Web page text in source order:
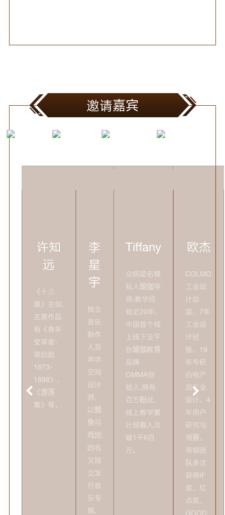
邀请嘉宾
许知
远
《十三
邀》主创,
主要作品
有《青年
变革者：
梁启超
1873-
1898》、
《游荡
集》等。
李
星
宇
独立
音乐
制作
人及
声学
空间
设计
师,
以鲸
鱼马
戏团
的名
义独
立发
行音
乐专
辑,
Tiffany
众明星名模
私人瑜伽导
师,教学经
验近20年,
中国首个线
上线下全平
台瑜伽教育
品牌
OMMA创
始人,拥有
百万粉丝,
线上教学累
计观看人次
破1千6百
万。
欧杰
COLMO
工业设
计总
监，7年
工业设
计经
验，19
年专研
白电产
品工业
设计，4
年用户
研究与
洞察，
带领团
队多次
获得IF
奖、红
点奖、
GOOD